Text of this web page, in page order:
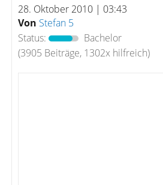
28. Oktober 2010 | 03:43
Von Stefan 5
Status:
Bachelor
(3905 Beiträge, 1302x hilfreich)